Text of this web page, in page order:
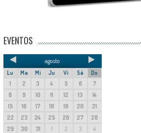
EVENTOS
agosto
Lu Ma Mi Ju Vi Sá
Do
1
2 3 4 5 6
7
8
9 10 11 12 13
14
15
16 17 18 19 20
21
22
23 24 25 26 27
28
29
30 31 1 2 3 4